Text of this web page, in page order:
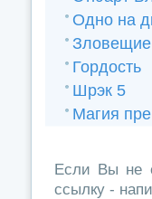
Одно на
Гордость
Шрэк 5
Магия
Если Вы не
ссылку -